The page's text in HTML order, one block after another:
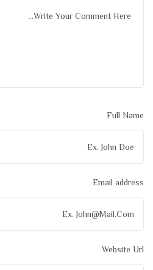
Full Name
Email address
Website Url